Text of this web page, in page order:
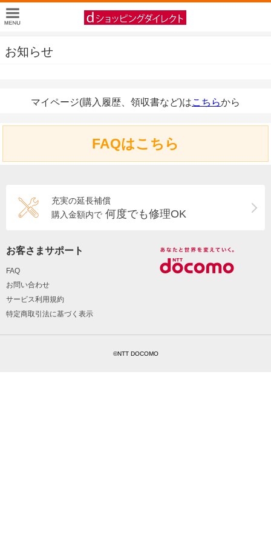
お知らせ
マイページ(購入履歴、領収書など)はこちらから
FAQはこちら
充実の延長補償
購入金額内で 何度でも修理OK
お客さまサポート
FAQ
お問い合わせ
サービス利用規約
特定商取引法に基づく表示
©NTT DOCOMO